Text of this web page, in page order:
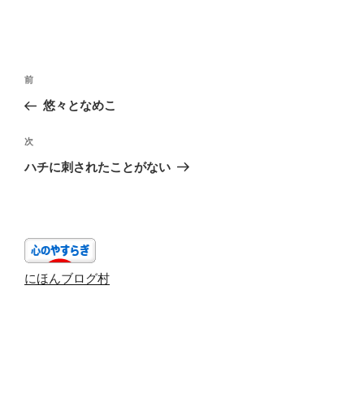
投
ナ
ビ
ゲ
ン
前
の
稿
前
悠々となめこ
次
の
次
ハチに刺されたことがない
にほんブログ村